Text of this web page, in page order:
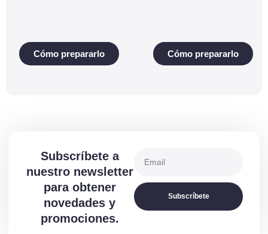
Cómo prepararlo Cómo prepararlo
Subscríbete a
nuestro newsletter
para obtener
novedades y
promociones.
Subscríbete